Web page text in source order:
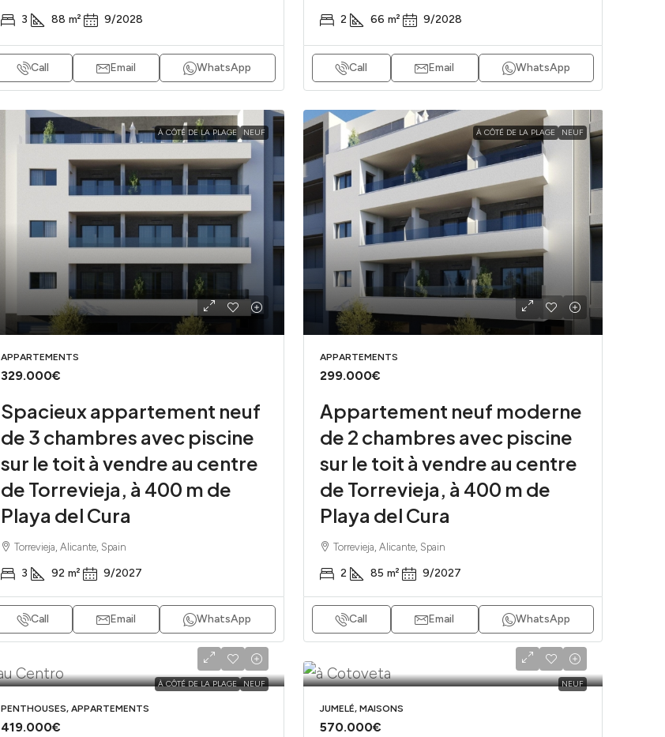
3 88 m² 9/2028
Call Email WhatsApp
2 66 m² 9/2028
Call Email WhatsApp
À CÔTÉ DE LA PLAGE NEUF
APPARTEMENTS
329.000€
Spacieux appartement neuf
de 3 chambres avec piscine
sur le toit à vendre au centre
de Torrevieja, à 400 m de
Playa del Cura
Torrevieja, Alicante, Spain
3 92 m² 9/2027
Call Email WhatsApp
À CÔTÉ DE LA PLAGE NEUF
APPARTEMENTS
299.000€
Appartement neuf moderne
de 2 chambres avec piscine
sur le toit à vendre au centre
de Torrevieja, à 400 m de
Playa del Cura
Torrevieja, Alicante, Spain
2 85 m² 9/2027
Call Email WhatsApp
À CÔTÉ DE LA PLAGE NEUF
PENTHOUSES, APPARTEMENTS
419.000€
NEUF
JUMELÉ, MAISONS
570.000€